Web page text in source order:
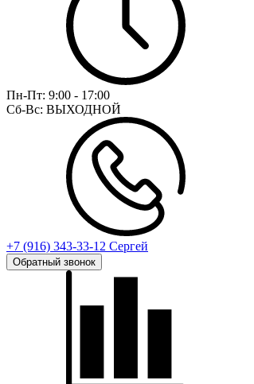
Пн-Пт: 9:00 - 17:00
Сб-Вс: ВЫХОДНОЙ
+7 (916) 343-33-12 Сергей
Обратный звонок